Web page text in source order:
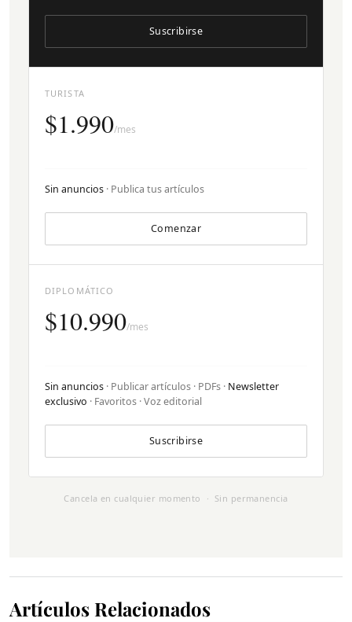
TURISTA
$1.990/mes
Sin anuncios · Publica tus artículos
Comenzar
Suscribirse
DIPLOMÁTICO
$10.990/mes
Sin anuncios · Publicar artículos · PDFs · Newsletter
exclusivo · Favoritos · Voz editorial
Suscribirse
Cancela en cualquier momento · Sin permanencia
Artículos Relacionados